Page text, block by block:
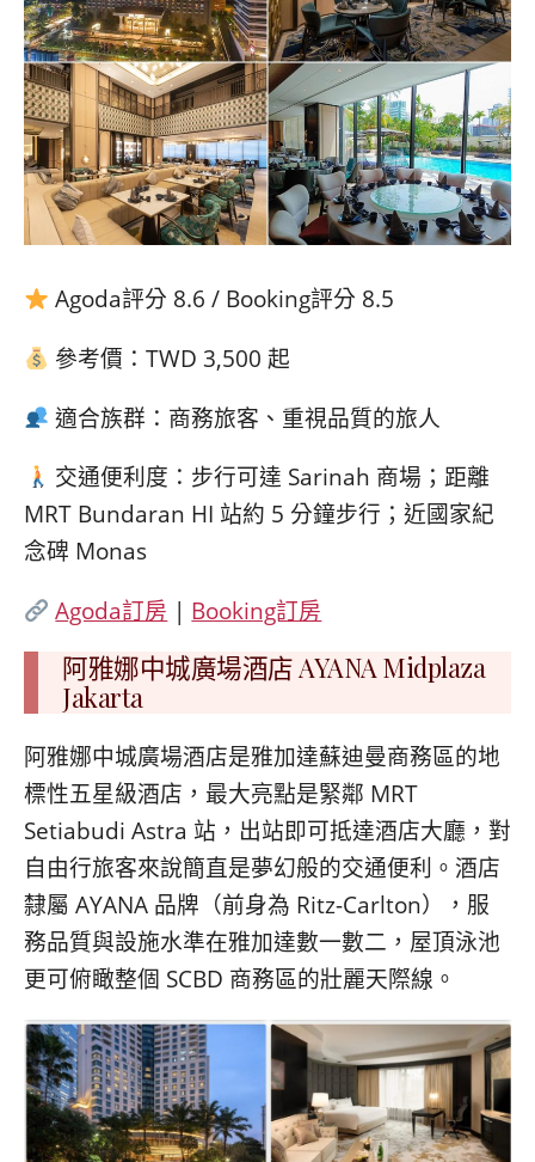
Agoda評分 8.6 / Booking評分 8.5
參考價：TWD 3,500 起
適合族群：商務旅客、重視品質的旅人
交通便利度：步行可達 Sarinah 商場；距離
MRT Bundaran HI 站約 5 分鐘步行；近國家紀
念碑 Monas
Agoda訂房 | Booking訂房
阿雅娜中城廣場酒店 AYANA Midplaza
Jakarta
阿雅娜中城廣場酒店是雅加達蘇迪曼商務區的地
標性五星級酒店，最大亮點是緊鄰 MRT
Setiabudi Astra 站，出站即可抵達酒店大廳，對
自由行旅客來說簡直是夢幻般的交通便利。酒店
隸屬 AYANA 品牌（前身為 Ritz-Carlton），服
務品質與設施水準在雅加達數一數二，屋頂泳池
更可俯瞰整個 SCBD 商務區的壯麗天際線。